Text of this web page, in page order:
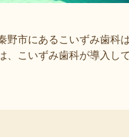
市にあるこいずみ歯科
こいずみ歯科が導入し